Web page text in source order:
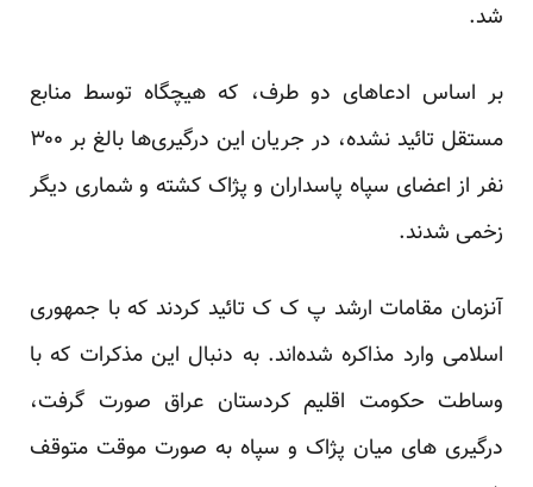
شد.
بر اساس ادعاهای دو طرف، که هیچگاه توسط منابع
مستقل تائید نشده، در جریان این درگیری‌ها بالغ بر ۳۰۰
نفر از اعضای سپاه پاسداران و پژاک کشته و شماری دیگر
زخمی شدند.
آنزمان مقامات ارشد پ ک ک تائید کردند که با جمهوری
اسلامی وارد مذاکره شدەاند. به دنبال این مذکرات که با
وساطت حکومت اقلیم کردستان عراق صورت گرفت،
درگیری های میان پژاک و سپاه به صورت موقت متوقف